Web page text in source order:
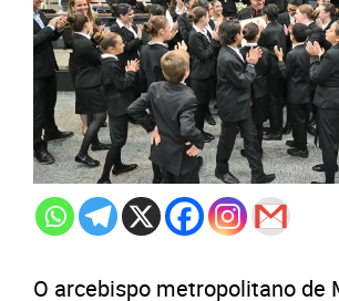
O arcebispo metropolitano de